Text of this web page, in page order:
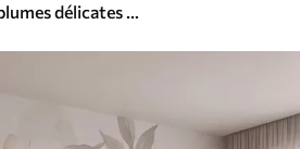
Peintures murales Des plumes délicates et aériennes, nimbées d'une brume rose-pêche aux reflets chatoyants